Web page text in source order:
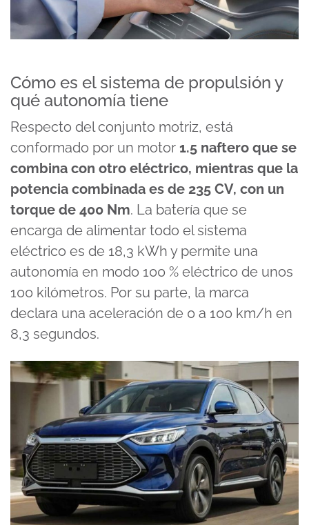
Cómo es el sistema de propulsión y
qué autonomía tiene
Respecto del conjunto motriz, está
conformado por un motor 1.5 naftero que se
combina con otro eléctrico, mientras que la
potencia combinada es de 235 CV, con un
torque de 400 Nm. La batería que se
encarga de alimentar todo el sistema
eléctrico es de 18,3 kWh y permite una
autonomía en modo 100 % eléctrico de unos
100 kilómetros. Por su parte, la marca
declara una aceleración de 0 a 100 km/h en
8,3 segundos.